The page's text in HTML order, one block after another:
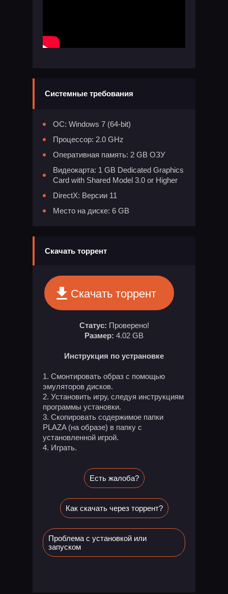
Системные требования
ОС: Windows 7 (64-bit)
Процессор: 2.0 GHz
Оперативная память: 2 GB ОЗУ
Видеокарта: 1 GB Dedicated Graphics
Card with Shared Model 3.0 or Higher
DirectX: Версии 11
Место на диске: 6 GB
Скачать торрент
Скачать торрент
Статус: Проверено!
Размер: 4.02 GB
Инструкция по устрановке
Смонтировать образ с помощью
эмуляторов дисков.
Установить игру, следуя инструкциям
программы установки.
Скопировать содержимое папки
PLAZA (на образе) в папку с
установленной игрой.
Играть.
Есть жалоба?
Как скачать через торрент?
Проблема с установкой или
запуском